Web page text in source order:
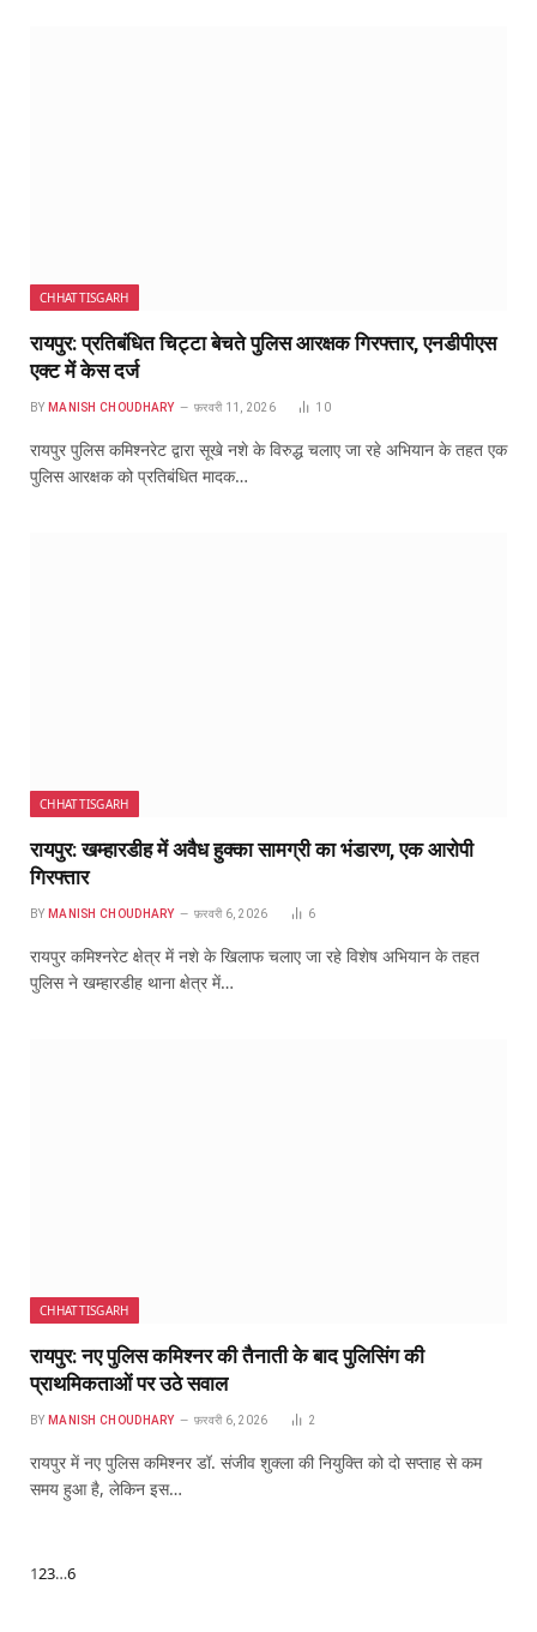
CHHATTISGARH
रायपुर: प्रतिबंधित चिट्टा बेचते पुलिस आरक्षक गिरफ्तार, एनडीपीएस
एक्ट में केस दर्ज
BY MANISH CHOUDHARY फ़रवरी 11, 2026 10
रायपुर पुलिस कमिश्नरेट द्वारा सूखे नशे के विरुद्ध चलाए जा रहे अभियान के तहत एक
पुलिस आरक्षक को प्रतिबंधित मादक…
CHHATTISGARH
रायपुर: खम्हारडीह में अवैध हुक्का सामग्री का भंडारण, एक आरोपी
गिरफ्तार
BY MANISH CHOUDHARY फ़रवरी 6, 2026 6
रायपुर कमिश्नरेट क्षेत्र में नशे के खिलाफ चलाए जा रहे विशेष अभियान के तहत
पुलिस ने खम्हारडीह थाना क्षेत्र में…
CHHATTISGARH
रायपुर: नए पुलिस कमिश्नर की तैनाती के बाद पुलिसिंग की
प्राथमिकताओं पर उठे सवाल
BY MANISH CHOUDHARY फ़रवरी 6, 2026 2
रायपुर में नए पुलिस कमिश्नर डॉ. संजीव शुक्ला की नियुक्ति को दो सप्ताह से कम
समय हुआ है, लेकिन इस…
123…6Next